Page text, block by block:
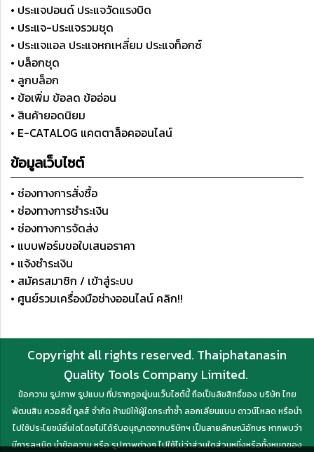
• ประแจปอนด์ ประแจวัดแรงบิด
• ประแจ-ประแจรวมชุด
• ประแจแอล ประแจหกเหลี่ยม ประแจท็อกซ์
• บล็อกชุด
• ลูกบล็อก
• ข้อเพิ่ม ข้อลด ข้ออ่อน
• สินค้ายอดนิยม
• E-CATALOG แคตตาล็อคออนไลน์
ข้อมูลเว็บไซต์
• ช่องทางการสั่งซื้อ
• ช่องทางการชำระเงิน
• ช่องทางการจัดส่ง
• แบบฟอร์มขอใบเสนอราคา
• แจ้งชำระเงิน
• สมัครสมาชิก / เข้าสู่ระบบ
• ศูนย์รวมเครื่องมือช่างออนไลน์ คลิก!!
Copyright all rights reserved. Thaiphatanasin
Quality Tools Company Limited.
ข้อความ รูปภาพ รูปแบบ ที่ปรากฏอยู่บนเว็บไซต์นี้ ถือเป็นลิขสิทธิ์ของ บริษัท ไทย
พัฒนสิน ควอลิตี้ ทูลส์ จำกัด ห้ามมิให้ผู้ใดกระทำซ้ำ ลอกเลียนแบบ ดาวน์โหลด หรือนำ
ไปใช้ประโยชน์อื่นใดโดยไม่ได้รับอนุญาตจากบริษัทฯ เป็นลายลักษณ์อักษร หากพบว่า
มีการละเมิด นำข้อความ หรือ รูปภาพต่างๆ ไปใช้ไม่ว่าส่วนใดส่วนหนึ่งหรือทั้งหมดของ